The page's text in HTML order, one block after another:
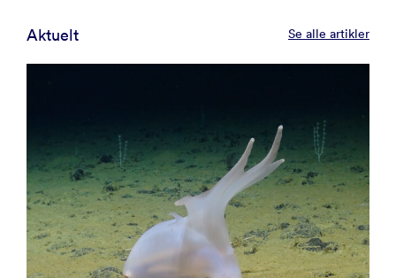
Aktuelt Se alle artikler